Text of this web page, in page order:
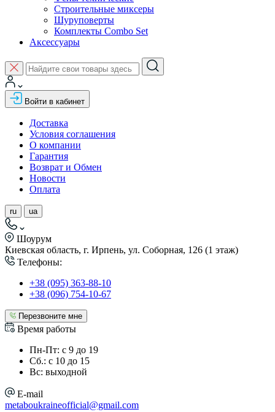
Строительные миксеры
Шуруповерты
Комплекты Combo Set
Аксессуары
Войти в кабинет
Доставка
Условия соглашения
О компании
Гарантия
Возврат и Обмен
Новости
Оплата
ru ua
Шоурум
Киевская область, г. Ирпень, ул. Соборная, 126 (1 этаж)
Телефоны:
+38 (095) 363-88-10
+38 (096) 754-10-67
Перезвоните мне
Время работы
Пн-Пт: с 9 до 19
Сб.: с 10 до 15
Вс: выходной
E-mail
metaboukraineofficial@gmail.com